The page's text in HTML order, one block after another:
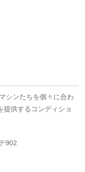
シンたちを個々に合わ
提供するコンディショ
902